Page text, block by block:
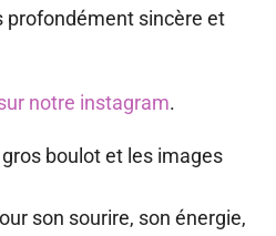
profondément sincère et
notre instagram.
boulot et les images
son sourire, son énergie,